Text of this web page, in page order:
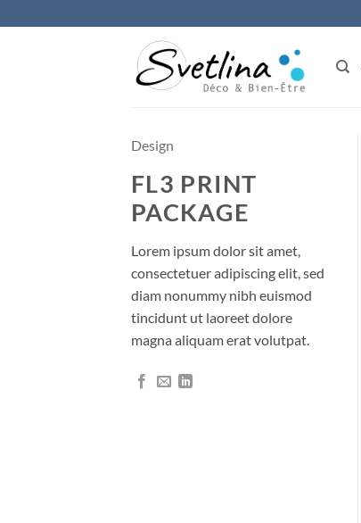
au
Design
FL3 PRINT
PACKAGE
Lorem ipsum dolor sit amet,
consectetuer adipiscing elit, sed
diam nonummy nibh euismod
tincidunt ut laoreet dolore
magna aliquam erat volutpat.